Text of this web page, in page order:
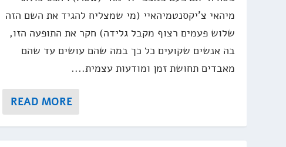
מיהאי צ'יקסנטמיהאיי (מי שמצליח להגיד את השם הזה
שלוש פעמים רצוף מקבל גלידה) חקר את התופעה הזו,
בה אנשים שקועים כל כך במה שהם עושים עד שהם
מאבדים תחושת זמן ומודעות עצמית....
READ MORE